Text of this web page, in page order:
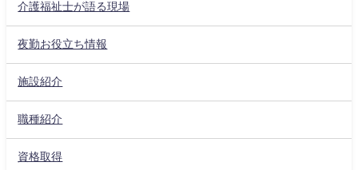
介護福祉士が語る現場
夜勤お役立ち情報
施設紹介
職種紹介
資格取得